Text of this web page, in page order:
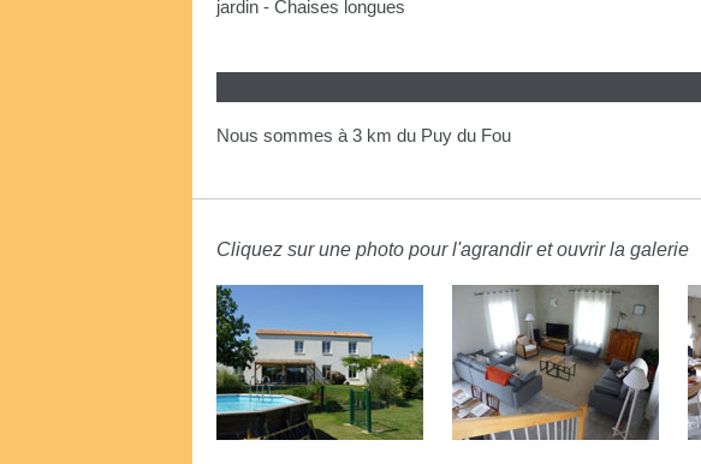
jardin - Chaises longues
Nous sommes à 3 km du Puy du Fou
Cliquez sur une photo pour l'agrandir et ouvrir la galerie